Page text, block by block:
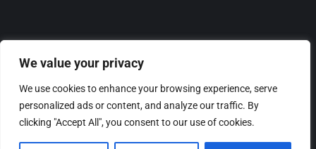
We value your privacy
We use cookies to enhance your browsing experience, serve
personalized ads or content, and analyze our traffic. By
clicking "Accept All", you consent to our use of cookies.